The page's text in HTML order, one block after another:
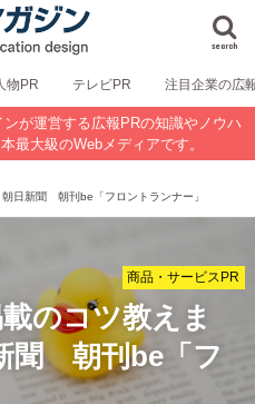
search
物PR テレビPR 注目企業の広
が運営する広報PRの知識やノウハ
最大級のWebメディアです。
朝日新聞 朝刊be「フロントランナー」
商品・サービスPR
のコツ教えま
聞 朝刊be「フ